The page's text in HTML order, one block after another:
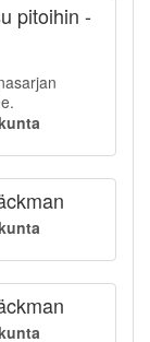
pitoihin -